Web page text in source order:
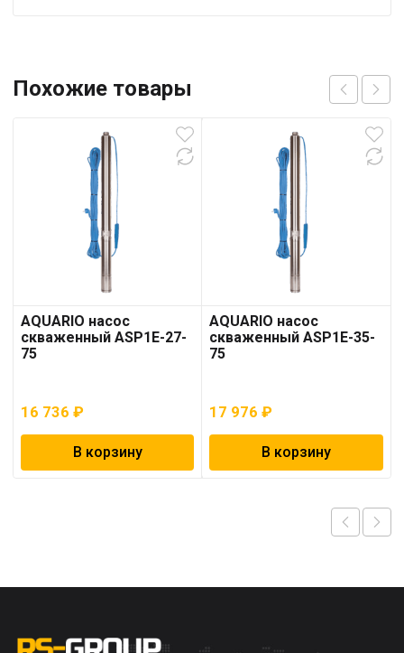
Похожие товары
AQUARIO насос
скваженный ASP1E-27-
75
16 736 ₽
В корзину
AQUARIO насос
скваженный ASP1E-35-
75
17 976₽
В корзину